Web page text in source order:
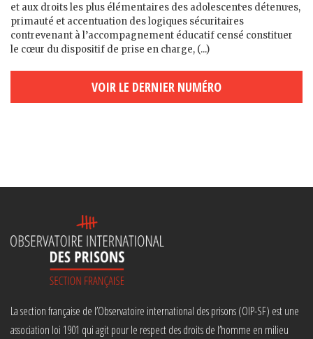
et aux droits les plus élémentaires des adolescent·es détenu·es,
primauté et accentuation des logiques sécuritaires
contrevenant à l’accompagnement éducatif censé constituer
le cœur du dispositif de prise en charge, (...)
VOIR LE DERNIER NUMÉRO
La section française de l’Observatoire international des prisons (OIP-SF) est une
association loi 1901 qui agit pour le respect des droits de l’homme en milieu